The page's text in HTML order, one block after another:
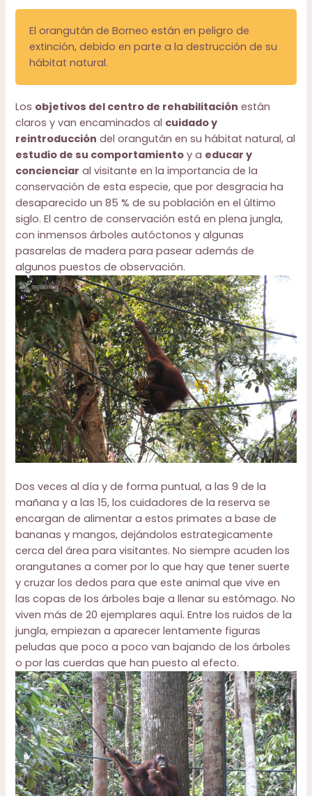
El orangután de Borneo están en peligro de
extinción, debido en parte a la destrucción de su
hábitat natural.
Los objetivos del centro de rehabilitación están
claros y van encaminados al cuidado y
reintroducción del orangután en su hábitat natural, al
estudio de su comportamiento y a educar y
concienciar al visitante en la importancia de la
conservación de esta especie, que por desgracia ha
desaparecido un 85 % de su población en el último
siglo. El centro de conservación está en plena jungla,
con inmensos árboles autóctonos y algunas
pasarelas de madera para pasear además de
algunos puestos de observación.
Dos veces al día y de forma puntual, a las 9 de la
mañana y a las 15, los cuidadores de la reserva se
encargan de alimentar a estos primates a base de
bananas y mangos, dejándolos estrategicamente
cerca del área para visitantes. No siempre acuden los
orangutanes a comer por lo que hay que tener suerte
y cruzar los dedos para que este animal que vive en
las copas de los árboles baje a llenar su estómago. No
viven más de 20 ejemplares aquí. Entre los ruidos de la
jungla, empiezan a aparecer lentamente figuras
peludas que poco a poco van bajando de los árboles
o por las cuerdas que han puesto al efecto.